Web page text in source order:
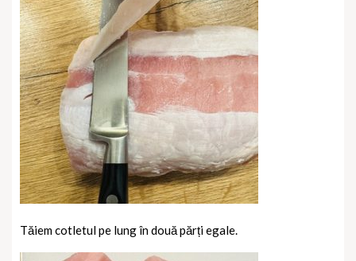
Tăiem cotletul pe lung în două părți egale.